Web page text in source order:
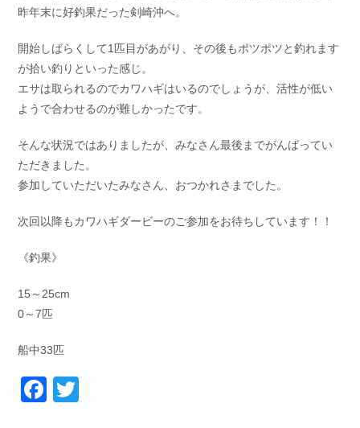
昨年末に好釣果だった剣崎沖へ。
開始しばらくして1匹目があがり、その後もポツポツと釣れます
が拾い釣りといった感じ。
エサは取られるのでカワハギはいるのでしょうが、活性が低い
ようで合わせるのが難しかったです。
そんな状況ではありましたが、みなさん最後までがんばってい
ただきました。
参加していただいたみなさん、おつかれさまでした。
次回以降もカワハギダービーのご参加をお待ちしています！！
《釣果》
15～25cm
0～7匹
船中33匹
Facebook